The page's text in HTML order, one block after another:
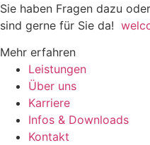
Sie haben Fragen dazu
sind gerne für Sie da!
Mehr erfahren
Leistungen
Über uns
Karriere
Infos & Downloads
Kontakt